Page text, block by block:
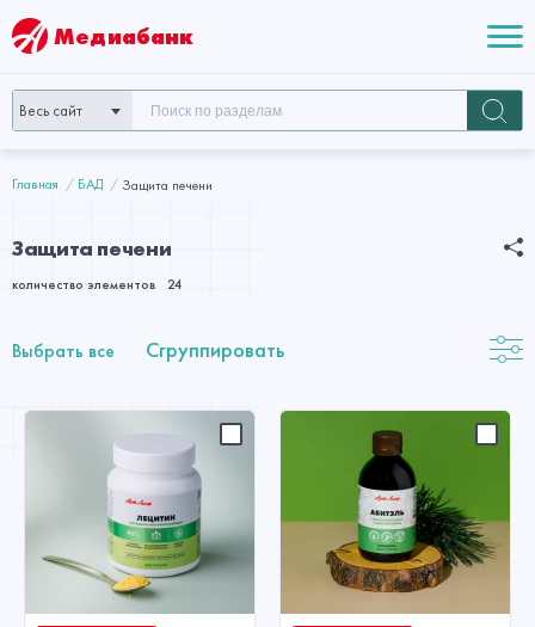
Медиабанк
Весь сайт
Главная БАД Защита печени
Защита печени
количество элементов 24
Выбрать все Сгруппировать